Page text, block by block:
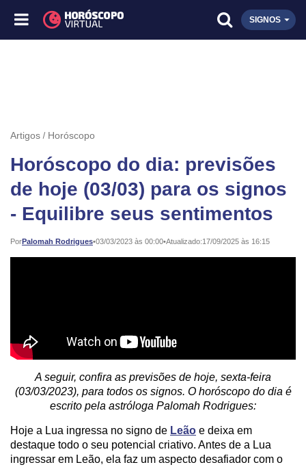
SIGNOS
Artigos Horóscopo
Horóscopo do dia: previsões
de hoje (03/03) para os signos
- Equilibre seus sentimentos
PorPalomah Rodrigues•
Publicado: 03/03/2023 às 00:00•Atualizado:17/09/2025 às 16:15
A seguir, confira as previsões de hoje, sexta-feira
(03/03/2023), para todos os signos. O horóscopo do dia é
escrito pela astróloga Palomah Rodrigues:
Hoje a Lua ingressa no signo de Leão e deixa em
destaque todo o seu potencial criativo. Antes de a Lua
ingressar em Leão, ela faz um aspecto desafiador com o